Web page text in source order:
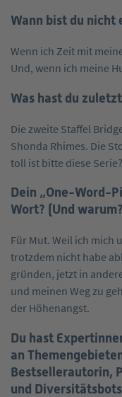
Wann bist du nicht
Wenn ich Zeit mit
Und, wenn ich meine
Was hast du
Die zweite Staffel
Shonda Rhimes. Die
toll ist bitte diese Serie?
Dein „One-Word-
Wort? (Und
Für Mut. Weil ich mich
trotzdem nicht habe
gründen, jetzt in
und meinen Weg zu
der Höhenangst.
Du hast
an
Bestsellerautorin,
und